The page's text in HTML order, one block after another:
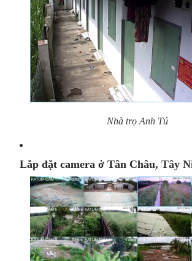
Nhà trọ Anh Tú
Lắp đặt camera ở Tân Châu, Tây